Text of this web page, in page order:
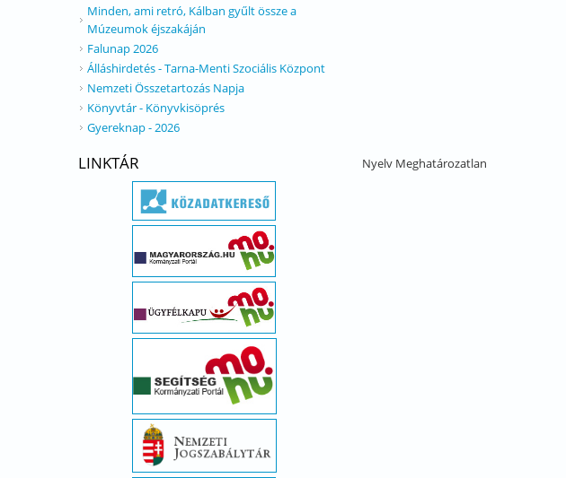
Nyelv Meghatározatlan
Minden, ami retró, Kálban gyűlt össze a
Múzeumok éjszakáján
Falunap 2026
Álláshirdetés - Tarna-Menti Szociális Központ
Nemzeti Összetartozás Napja
Könyvtár - Könyvkisöprés
Gyereknap - 2026
LINKTÁR